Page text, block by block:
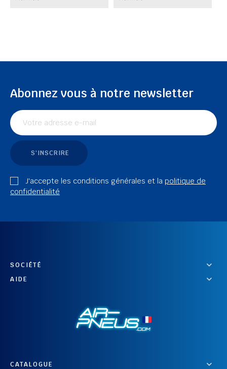
Abonnez vous à notre newsletter
S'INSCRIRE
J'accepte les conditions générales et la politique de
confidentialité
SOCIÉTÉ
AIDE
CATALOGUE